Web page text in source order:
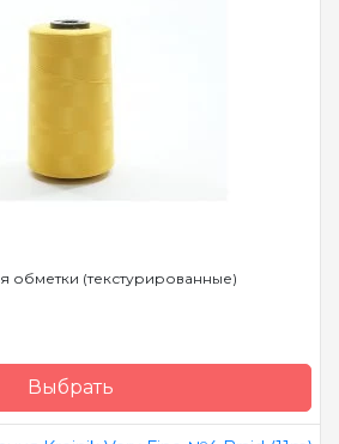
обметки (текстурированные)
Выбрать
Барва